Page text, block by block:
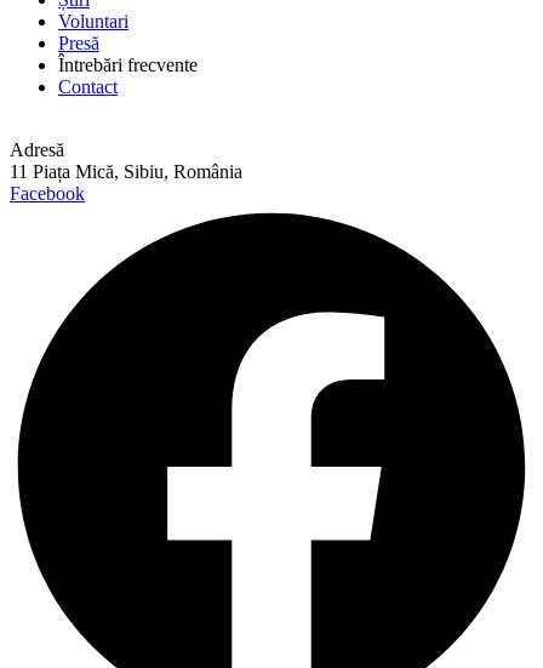
Voluntari
Presă
Întrebări frecvente
Contact
Adresă
11 Piața Mică, Sibiu, România
Facebook